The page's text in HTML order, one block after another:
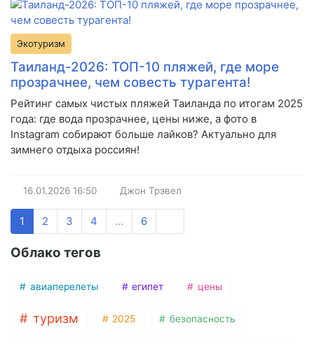
Экотуризм
Таиланд-2026: ТОП-10 пляжей, где море
прозрачнее, чем совесть турагента!
Рейтинг самых чистых пляжей Таиланда по итогам 2025
года: где вода прозрачнее, цены ниже, а фото в
Instagram собирают больше лайков? Актуально для
зимнего отдыха россиян!
16.01.2026 16:50 Джон Трэвел
1 2 3 4 ... 6
Облако тегов
авиаперелеты египет цены
туризм 2025 безопасность